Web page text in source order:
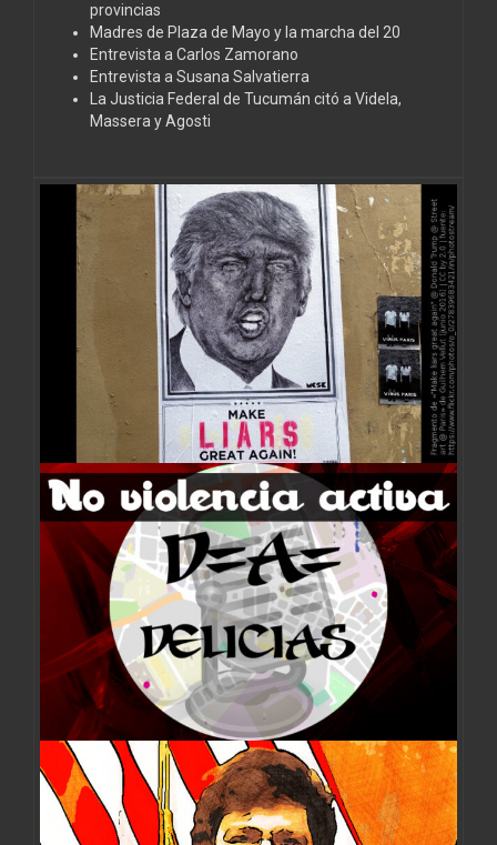
provincias
Madres de Plaza de Mayo y la marcha del 20
Entrevista a Carlos Zamorano
Entrevista a Susana Salvatierra
La Justicia Federal de Tucumán citó a Videla,
Massera y Agosti